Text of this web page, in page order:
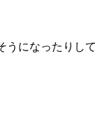
うになったりして